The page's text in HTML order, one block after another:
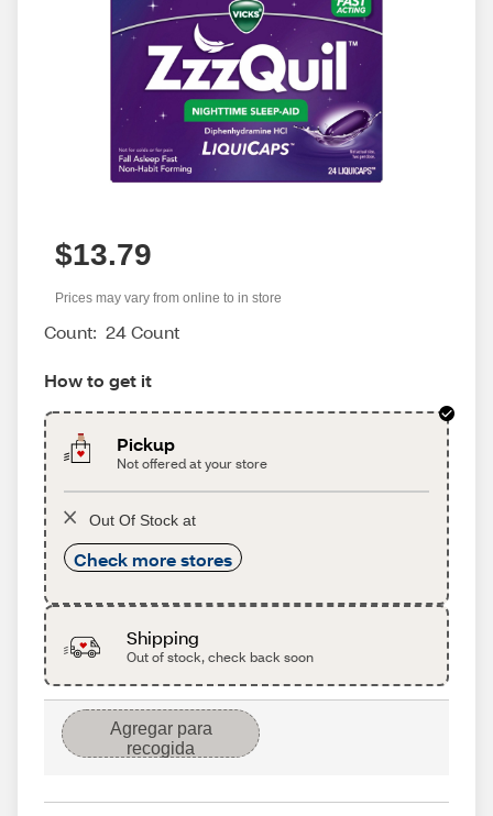
$13.79
Prices may vary from online to in store
Count: 24 Count
How to get it
Pickup
Not offered at your store
Out Of Stock at
Check more stores
Shipping
Out of stock, check back soon
Agregar para
recogida